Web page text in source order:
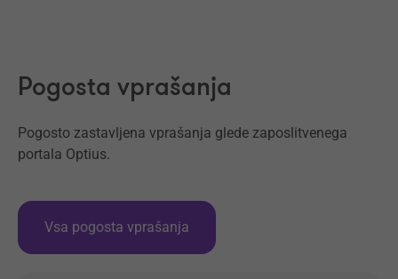
Pogosta vprašanja
Pogosto zastavljena vprašanja glede zaposlitvenega
portala Optius.
Vsa pogosta vprašanja